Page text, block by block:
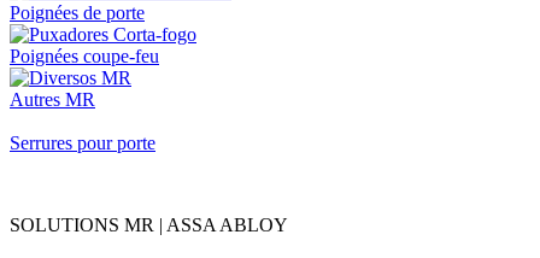
Poignées de porte
Poignées coupe-feu
Autres MR
Serrures pour porte
SOLUTIONS MR | ASSA ABLOY